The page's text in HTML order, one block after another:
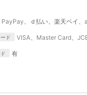
PayPay、ｄ払い、楽天ペイ、
ド
VISA、Master Card、
有